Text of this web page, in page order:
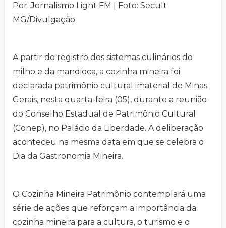
Por: Jornalismo Light FM | Foto: Secult
MG/Divulgação
A partir do registro dos sistemas culinários do
milho e da mandioca, a cozinha mineira foi
declarada patrimônio cultural imaterial de Minas
Gerais, nesta quarta-feira (05), durante a reunião
do Conselho Estadual de Patrimônio Cultural
(Conep), no Palácio da Liberdade. A deliberação
aconteceu na mesma data em que se celebra o
Dia da Gastronomia Mineira.
O Cozinha Mineira Patrimônio contemplará uma
série de ações que reforçam a importância da
cozinha mineira para a cultura, o turismo e o